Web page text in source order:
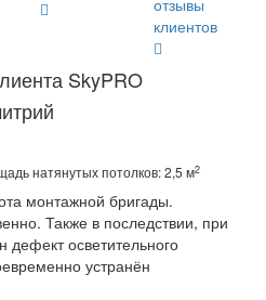
SkyPRO
натянутых потолков: 2,5 м2
монтажной бригады.
Также в последствии, при
дефект осветительного
устранён